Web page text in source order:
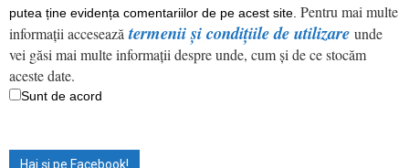
putea ține evidența comentariilor de pe acest site. Pentru mai multe
informații acceseazătermenii și condițiile de utilizare unde
vei găsi mai multe informații despre unde, cum și de ce stocăm
aceste date.
Sunt de acord
Hai și pe Facebook!